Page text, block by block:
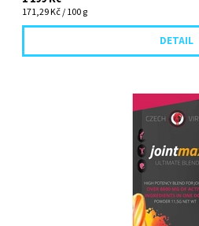
171,29 Kč / 100 g
DETAIL
Komplexní kloubní výživa s dobrou